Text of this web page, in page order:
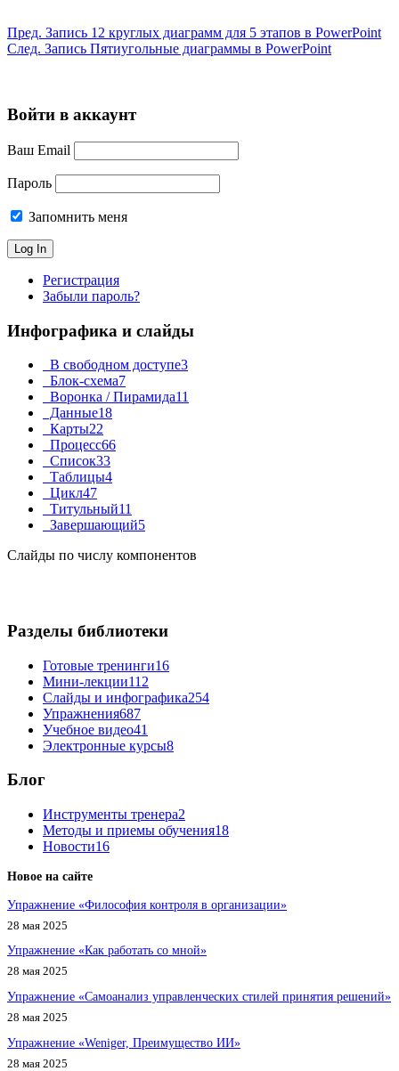
Пред. Запись 12 круглых диаграмм для 5 этапов в PowerPoint
След. Запись Пятиугольные диаграммы в PowerPoint
Войти в аккаунт
Ваш Email
Пароль
Запомнить меня
Регистрация
Забыли пароль?
Инфографика и слайды
В свободном доступе3
Блок-схема7
Воронка / Пирамида11
Данные18
Карты22
Процесс66
Список33
Таблицы4
Цикл47
Титульный11
Завершающий5
Слайды по числу компонентов
Разделы библиотеки
Готовые тренинги16
Мини-лекции112
Слайды и инфографика254
Упражнения687
Учебное видео41
Электронные курсы8
Блог
Инструменты тренера2
Методы и приемы обучения18
Новости16
Новое на сайте
Упражнение «Философия контроля в организации»
28 мая 2025
Упражнение «Как работать со мной»
28 мая 2025
Упражнение «Самоанализ управленческих стилей принятия решений»
28 мая 2025
Упражнение «Weniger, Преимущество ИИ»
28 мая 2025